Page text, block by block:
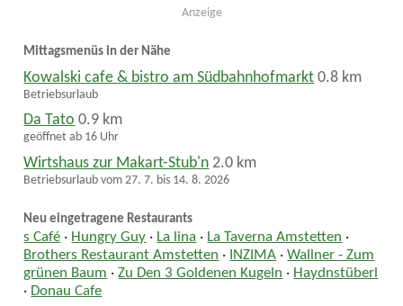
Anzeige
Mittagsmenüs in der Nähe
Kowalski cafe & bistro am Südbahnhofmarkt 0.8 km
Betriebsurlaub
Da Tato 0.9 km
geöffnet ab 16 Uhr
Wirtshaus zur Makart-Stub'n 2.0 km
Betriebsurlaub vom 27. 7. bis 14. 8. 2026
Neu eingetragene Restaurants
s Café · Hungry Guy · La lina · La Taverna Amstetten ·
Brothers Restaurant Amstetten · INZIMA ·Wallner - Zum
grünen Baum ·Zu Den 3 Goldenen Kugeln · Haydnstüberl
· Donau Cafe